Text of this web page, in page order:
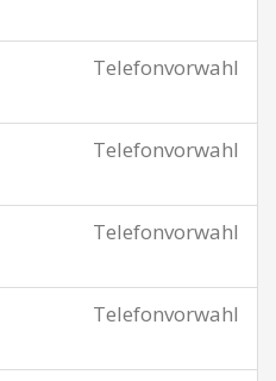
Telefonvorwahl
Telefonvorwahl
Telefonvorwahl
Telefonvorwahl